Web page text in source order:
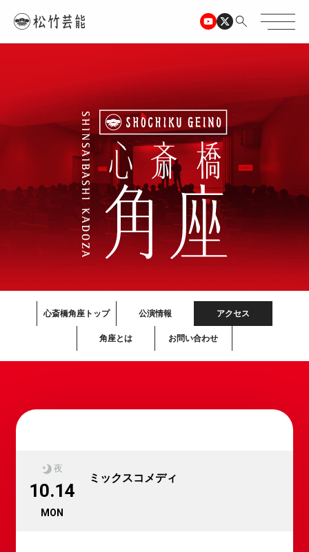
心斎橋角座トップ 公演情報 アクセス
角座とは お問い合わせ
夜
10.14
MON
ミックスコメディ